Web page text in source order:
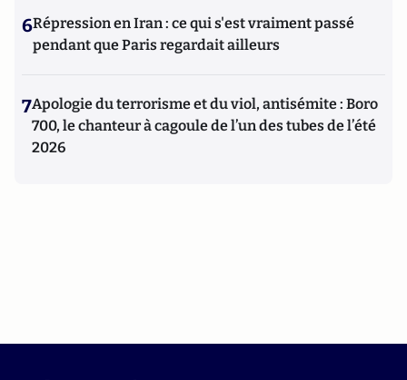
6Répression en Iran : ce qui s'est vraiment passé
pendant que Paris regardait ailleurs
7Apologie du terrorisme et du viol, antisémite : Boro
700, le chanteur à cagoule de l’un des tubes de l’été
2026